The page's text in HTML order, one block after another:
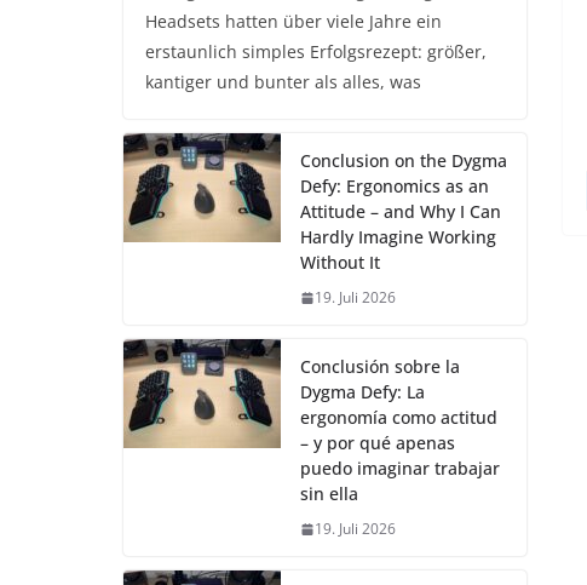
Headsets hatten über viele Jahre ein
erstaunlich simples Erfolgsrezept: größer,
kantiger und bunter als alles, was
Conclusion on the Dygma
Defy: Ergonomics as an
Attitude – and Why I Can
Hardly Imagine Working
Without It
19. Juli 2026
Conclusión sobre la
Dygma Defy: La
ergonomía como actitud
– y por qué apenas
puedo imaginar trabajar
sin ella
19. Juli 2026